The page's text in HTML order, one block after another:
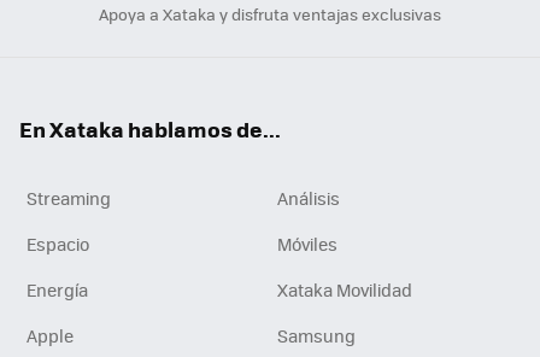
Apoya a Xataka y disfruta ventajas exclusivas
En Xataka hablamos de...
Streaming
Análisis
Espacio
Móviles
Energía
Xataka Movilidad
Apple
Samsung